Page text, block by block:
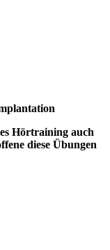
Hörtrainingauch
diese Übungen